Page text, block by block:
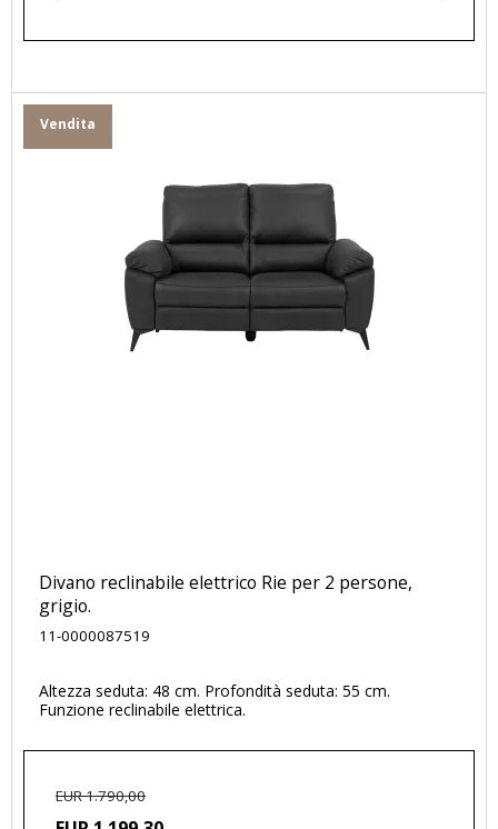
Vendita
Divano reclinabile elettrico Rie per 2 persone,
grigio.
11-0000087519
Altezza seduta: 48 cm. Profondità seduta: 55 cm.
Funzione reclinabile elettrica.
EUR 1.790,00